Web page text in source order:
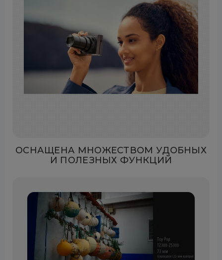
ОСНАЩЕНА МНОЖЕСТВОМ УДОБНЫХ
И ПОЛЕЗНЫХ ФУНКЦИЙ